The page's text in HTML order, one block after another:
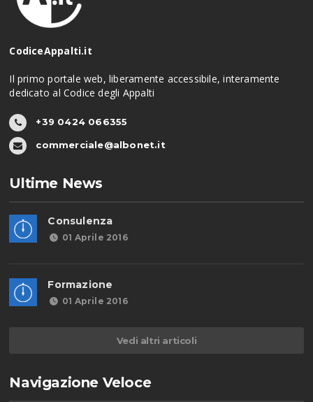
CodiceAppalti.it
Il primo portale web, liberamente accessibile, interamente
dedicato al Codice degli Appalti
+39 0424 066355
commerciale@albonet.it
Ultime News
Consulenza
01 Aprile 2016
Formazione
01 Aprile 2016
Vedi altri articoli
Navigazione Veloce